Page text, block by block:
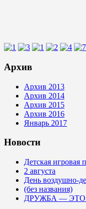
Архив
Архив 2013
Архив 2014
Архив 2015
Архив 2016
Январь 2017
Новости
Детская игровая
2 августа
День воздушно-
(без названия)
ДРУЖБА — ЭТО